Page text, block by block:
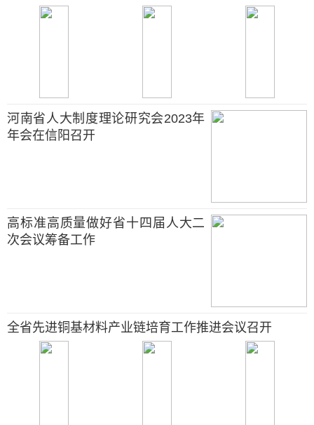
河南省人大制度理论研究会2023年
年会在信阳召开
高标准高质量做好省十四届人大二
次会议筹备工作
全省先进铜基材料产业链培育工作推进会议召开